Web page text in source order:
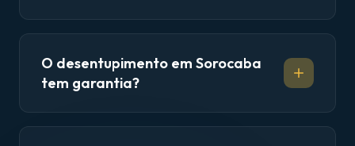
O desentupimento em Sorocaba
tem garantia?